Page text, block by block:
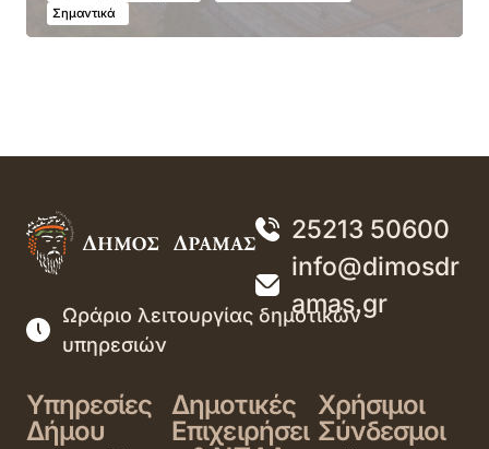
Σημαντικά
25213 50600
info@dimosdr
amas.gr
Ωράριο λειτουργίας δημοτικών
υπηρεσιών
Υπηρεσίες
Δήμου
Δημοτικές
Επιχειρήσει
Χρήσιμοι
Σύνδεσμοι